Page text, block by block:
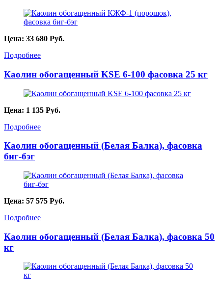
Цена: 33 680 Руб.
Подробнее
Каолин обогащенный KSE 6-100 фасовка 25 кг
Цена: 1 135 Руб.
Подробнее
Каолин обогащенный (Белая Балка), фасовка
биг-бэг
Цена: 57 575 Руб.
Подробнее
Каолин обогащенный (Белая Балка), фасовка 50
кг